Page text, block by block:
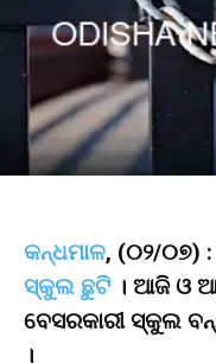
କନ୍ଧମାଳ, (୦୨/୦୭)
ସ୍କୁଲ ଛୁଟି । ଆଜି ଓ
ବେସରକାରୀ ସ୍କୁଲ
।